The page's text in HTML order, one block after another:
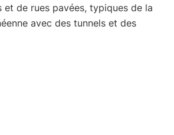
et de rues pavées, typiques de la
avec des tunnels et des